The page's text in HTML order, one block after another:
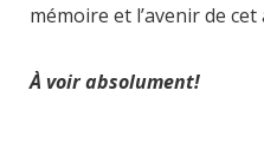
mémoire et l’avenir de cet
À voir absolument!